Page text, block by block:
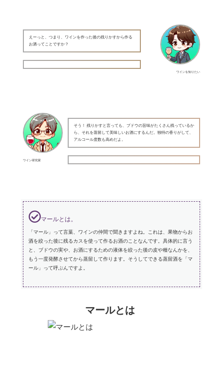
ワインを知りたい
えーっと、つまり、ワインを作った後の残りかすから作る
お酒ってことですか？
ワイン研究家
そう！ 残りかすと言っても、ブドウの旨味がたくさん残っているか
ら、それを蒸留して美味しいお酒にするんだ。独特の香りがして、
アルコール度数も高めだよ。
マールとは。
「マール」って言葉、ワインの仲間で聞きますよね。これは、果物からお
酒を絞った後に残るカスを使って作るお酒のことなんです。具体的に言う
と、ブドウの実や、お酒にするための液体を絞った後の皮や種なんかを、
もう一度発酵させてから蒸留して作ります。そうしてできる蒸留酒を「マ
ール」って呼ぶんですよ。
マールとは